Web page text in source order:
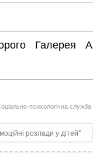
Галерея
психологічна
розлади у дітей"